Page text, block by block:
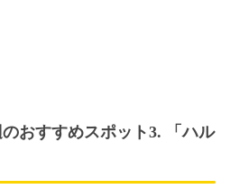
おすすめスポット3. 「ハル